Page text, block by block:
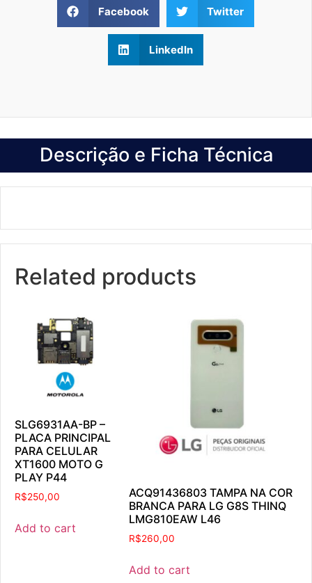
Facebook Twitter
LinkedIn
Descrição e Ficha Técnica
Related products
SLG6931AA-BP –
PLACA PRINCIPAL
PARA CELULAR
XT1600 MOTO G
PLAY P44
R$250,00
Add to cart
ACQ91436803 TAMPA NA COR
BRANCA PARA LG G8S THINQ
LMG810EAW L46
R$260,00
Add to cart